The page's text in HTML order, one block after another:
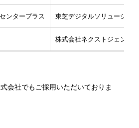
ンタープラス 東芝デジタルソリューショ
株式会社ネクストジェン
会社でもご採用いただいておりま